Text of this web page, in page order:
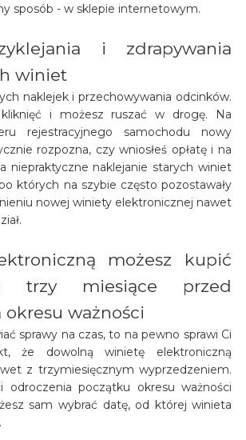
sposób - w sklepie internetowym.
i zdrapywania
winiet
naklejek i przechowywania odcinków.
i możesz ruszać w drogę. Na
rejestracyjnego samochodu nowy
rozpozna, czy wniosłeś opłatę i na
niepraktyczne naklejanie starych winiet
których na szybie często pozostawały
nowej winiety elektronicznej nawet
możesz kupić
trzy miesiące przed
ważności
sprawy na czas, to na pewno sprawi Ci
że dowolną winietę elektroniczną
z trzymiesięcznym wyprzedzeniem.
odroczenia początku okresu ważności
sam wybrać datę, od której winieta